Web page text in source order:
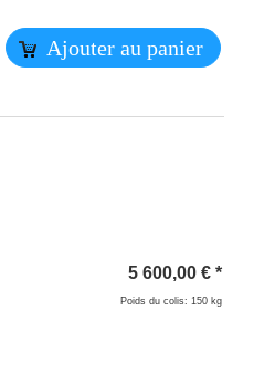
Ajouter au panier
5 600,00 € *
Poids du colis: 150 kg